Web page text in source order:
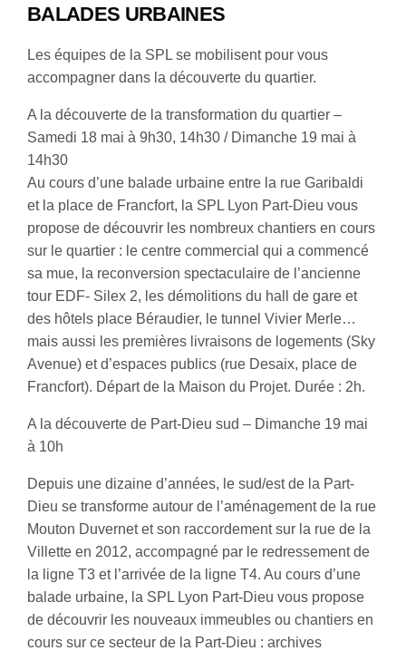
BALADES URBAINES
Les équipes de la SPL se mobilisent pour vous
accompagner dans la découverte du quartier.
A la découverte de la transformation du quartier –
Samedi 18 mai à 9h30, 14h30 / Dimanche 19 mai à
14h30
Au cours d’une balade urbaine entre la rue Garibaldi
et la place de Francfort, la SPL Lyon Part-Dieu vous
propose de découvrir les nombreux chantiers en cours
sur le quartier : le centre commercial qui a commencé
sa mue, la reconversion spectaculaire de l’ancienne
tour EDF- Silex 2, les démolitions du hall de gare et
des hôtels place Béraudier, le tunnel Vivier Merle…
mais aussi les premières livraisons de logements (Sky
Avenue) et d’espaces publics (rue Desaix, place de
Francfort). Départ de la Maison du Projet. Durée : 2h.
A la découverte de Part-Dieu sud – Dimanche 19 mai
à 10h
Depuis une dizaine d’années, le sud/est de la Part-
Dieu se transforme autour de l’aménagement de la rue
Mouton Duvernet et son raccordement sur la rue de la
Villette en 2012, accompagné par le redressement de
la ligne T3 et l’arrivée de la ligne T4. Au cours d’une
balade urbaine, la SPL Lyon Part-Dieu vous propose
de découvrir les nouveaux immeubles ou chantiers en
cours sur ce secteur de la Part-Dieu : archives